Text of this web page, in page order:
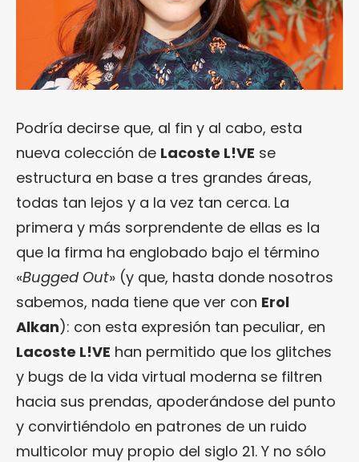
Podría decirse que, al fin y al cabo, esta
nueva colección de Lacoste L!VE se
estructura en base a tres grandes áreas,
todas tan lejos y a la vez tan cerca. La
primera y más sorprendente de ellas es la
que la firma ha englobado bajo el término
«Bugged Out» (y que, hasta donde nosotros
sabemos, nada tiene que ver con Erol
Alkan): con esta expresión tan peculiar, en
Lacoste L!VE han permitido que los glitches
y bugs de la vida virtual moderna se filtren
hacia sus prendas, apoderándose del punto
y convirtiéndolo en patrones de un ruido
multicolor muy propio del siglo 21. Y no sólo